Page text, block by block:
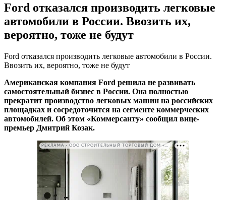
Ford отказался производить легковые
автомобили в России. Ввозить их,
вероятно, тоже не будут
Ford отказался производить легковые автомобили в России.
Ввозить их, вероятно, тоже не будут
Американская компания Ford решила не развивать
самостоятельный бизнес в России. Она полностью
прекратит производство легковых машин на российских
площадках и сосредоточится на сегменте коммерческих
автомобилей. Об этом «Коммерсанту» сообщил вице-
премьер Дмитрий Козак.
РЕКЛАМА • ООО СТРОИТЕЛЬНЫЙ ТОРГОВЫЙ ДОМ «ПЕТРОВИЧ». ИНН: 7802348846